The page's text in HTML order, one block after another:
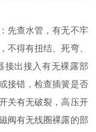
查水管，有无不牢
不得有扭结、死弯、
接出接入有无裸露部
接错，检查插簧是否
关有无破裂，高压开
阀有无线圈裸露的部